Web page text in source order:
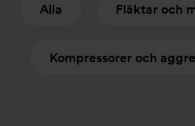
Alla Fläktar och
Kompressorer och